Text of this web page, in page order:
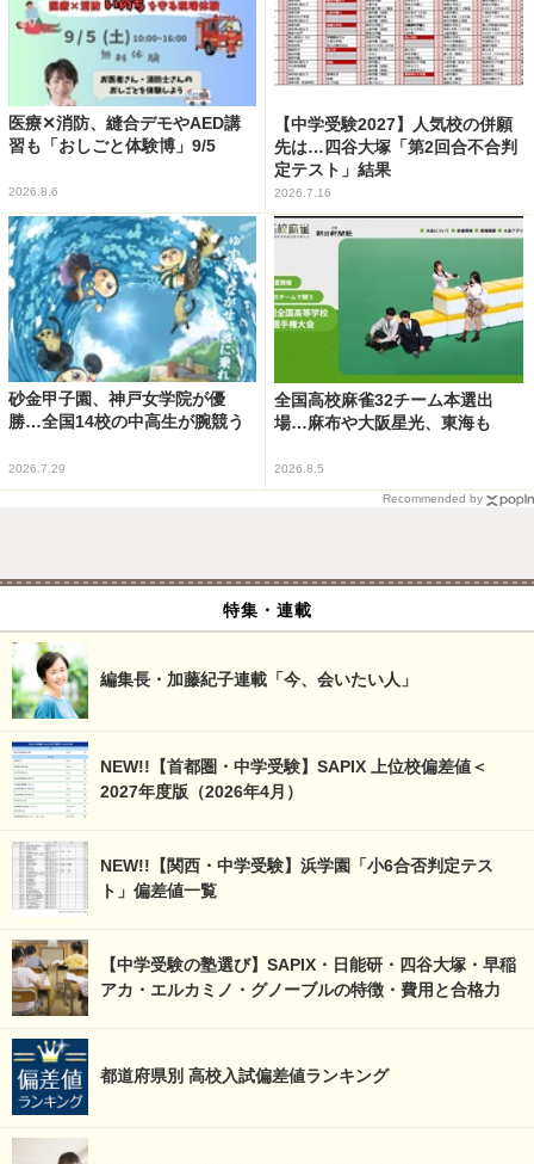
医療✕消防、縫合デモやAED講
習も「おしごと体験博」9/5
2026.8.6
【中学受験2027】人気校の併願
先は…四谷大塚「第2回合不合判
定テスト」結果
2026.7.16
砂金甲子園、神戸女学院が優
勝…全国14校の中高生が腕競う
2026.7.29
全国高校麻雀32チーム本選出
場…麻布や大阪星光、東海も
2026.8.5
Recommended by
特集・連載
編集長・加藤紀子連載「今、会いたい人」
NEW!!【首都圏・中学受験】SAPIX 上位校偏差値＜
2027年度版（2026年4月）
NEW!!【関西・中学受験】浜学園「小6合否判定テス
ト」偏差値一覧
【中学受験の塾選び】SAPIX・日能研・四谷大塚・早稲
アカ・エルカミノ・グノーブルの特徴・費用と合格力
都道府県別 高校入試偏差値ランキング